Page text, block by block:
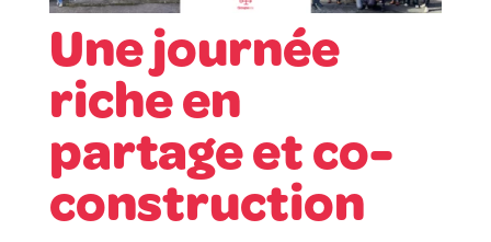
Une journée
riche en
partage et co-
construction